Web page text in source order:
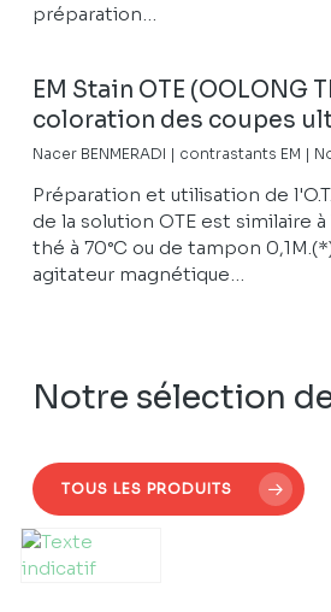
préparation…
EM Stain OTE (OOLONG
coloration des coupes
Nacer BENMERADI | contrastants EM |
Préparation et utilisation de
de la solution OTE est similaire
thé à 70°C ou de tampon
agitateur magnétique…
Notre sélection
TOUS LES PRODUITS